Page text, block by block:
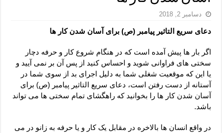
دعا برای ترس بچه ها در خواب – دعای ترس و بی خوابی کودکان
نماز حاجت برای کار گشایی- دعای رفع مشکلات و طلب حاجت
لا حول ولا قوة الا بالله برای چشم زخم – دعای چشم زخم ماشاالله
دعای قوی رفع ترس – دعای مجرب برای آرامش قلب و رفع اضطراب
دعا برای پولدار شدن در یک روز – دعای ثروت حضرت سلیمان
دسامبر 2, 2018
دعای سریع التاثیر پیامبر (ص) برای آسان شدن کار ها
اگر بار ها پیش آمده است که در هنگام شروع کار و حرفه دچار
سختی های فراوانی شوید و احساس کنید از پس آن بر نمی آیید و
یا این که موقعیت شغلی شما به دلیل اجرای بد از سوی شما در
آستانه از دست رفتن است، دعای سریع التاثیر پیامبر (ص) برای
آسان شدن کار ها را بخوانید که راهگشای تمام سختی ها می تواند
باشد.
در واقع انسان ها بالاخره در مقابل یک کار و یا حرفه به زانو در می